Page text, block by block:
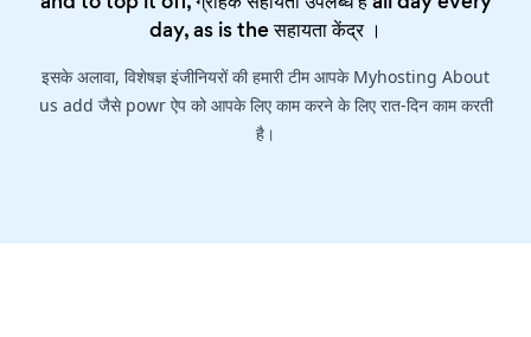
day, as is theसहायता केंद्र।
इसके अलावा, विशेषज्ञ इंजीनियरों की हमारी टीम आपके Myhosting About
us add जैसे powr ऐप को आपके लिए काम करने के लिए रात-दिन काम करती
है।